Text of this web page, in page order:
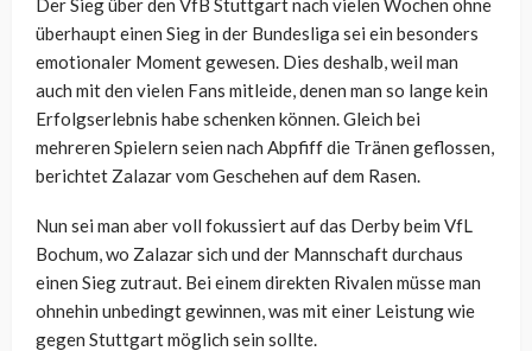
Der Sieg über den VfB Stuttgart nach vielen Wochen ohne
überhaupt einen Sieg in der Bundesliga sei ein besonders
emotionaler Moment gewesen. Dies deshalb, weil man
auch mit den vielen Fans mitleide, denen man so lange kein
Erfolgserlebnis habe schenken können. Gleich bei
mehreren Spielern seien nach Abpfiff die Tränen geflossen,
berichtet Zalazar vom Geschehen auf dem Rasen.
Nun sei man aber voll fokussiert auf das Derby beim VfL
Bochum, wo Zalazar sich und der Mannschaft durchaus
einen Sieg zutraut. Bei einem direkten Rivalen müsse man
ohnehin unbedingt gewinnen, was mit einer Leistung wie
gegen Stuttgart möglich sein sollte.